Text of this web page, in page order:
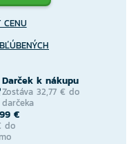
CENU
Darček k nákupu
Zostáva 32,77 € do
darčeka
€
do